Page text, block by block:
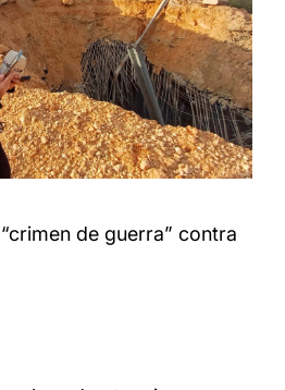
de guerra” contra